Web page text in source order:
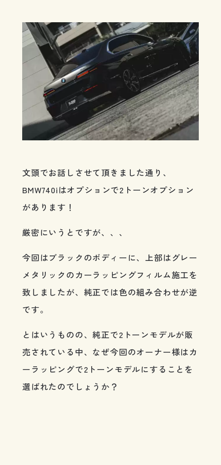
文頭でお話しさせて頂きました通り、
BMW740iはオプションで2トーンオプション
があります！
厳密にいうとですが、、、
今回はブラックのボディーに、上部はグレー
メタリックのカーラッピングフィルム施工を
致しましたが、純正では色の組み合わせが逆
です。
とはいうものの、純正で2トーンモデルが販
売されている中、なぜ今回のオーナー様はカ
ーラッピングで2トーンモデルにすることを
選ばれたのでしょうか？